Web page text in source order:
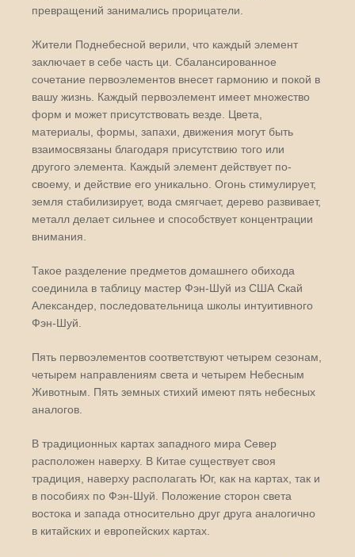
превращений занимались прорицатели.
Жители Поднебесной верили, что каждый элемент
заключает в себе часть ци. Сбалансированное
сочетание первоэлементов внесет гармонию и покой в
вашу жизнь. Каждый первоэлемент имеет множество
форм и может присутствовать везде. Цвета,
материалы, формы, запахи, движения могут быть
взаимосвязаны благодаря присутствию того или
другого элемента. Каждый элемент действует по-
своему, и действие его уникально. Огонь стимулирует,
земля стабилизирует, вода смягчает, дерево развивает,
металл делает сильнее и способствует концентрации
внимания.
Такое разделение предметов домашнего обихода
соединила в таблицу мастер Фэн-Шуй из США Скай
Александер, последовательница школы интуитивного
Фэн-Шуй.
Пять первоэлементов соответствуют четырем сезонам,
четырем направлениям света и четырем Небесным
Животным. Пять земных стихий имеют пять небесных
аналогов.
В традиционных картах западного мира Север
расположен наверху. В Китае существует своя
традиция, наверху располагать Юг, как на картах, так и
в пособиях по Фэн-Шуй. Положение сторон света
востока и запада относительно друг друга аналогично
в китайских и европейских картах.